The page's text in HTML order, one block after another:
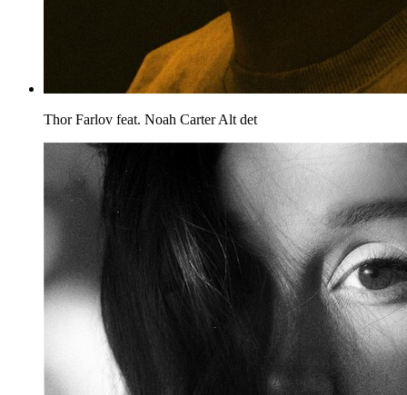
Thor Farlov feat. Noah CarterAlt det